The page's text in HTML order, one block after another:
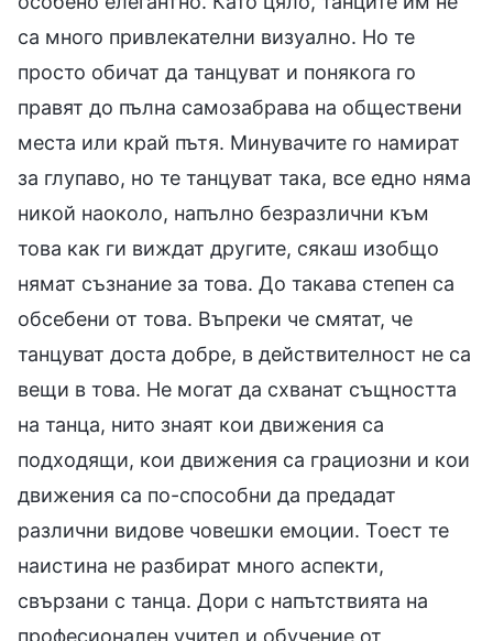
са много привлекателни визуално. Но те
просто обичат да танцуват и понякога го
правят до пълна самозабрава на обществени
места или край пътя. Минувачите го намират
за глупаво, но те танцуват така, все едно няма
никой наоколо, напълно безразлични към
това как ги виждат другите, сякаш изобщо
нямат съзнание за това. До такава степен са
обсебени от това. Въпреки че смятат, че
танцуват доста добре, в действителност не са
вещи в това. Не могат да схванат същността
на танца, нито знаят кои движения са
подходящи, кои движения са грациозни и кои
движения са по-способни да предадат
различни видове човешки емоции. Тоест те
наистина не разбират много аспекти,
свързани с танца. Дори с напътствията на
професионален учител и обучение от